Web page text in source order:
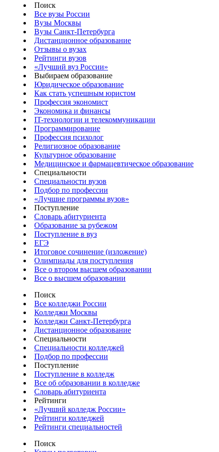
Поиск
Все вузы России
Вузы Москвы
Вузы Санкт-Петербурга
Дистанционное образование
Отзывы о вузах
Рейтинги вузов
«Лучший вуз России»
Выбираем образование
Юридическое образование
Как стать успешным юристом
Профессия экономист
Экономика и финансы
IT-технологии и телекоммуникации
Программирование
Профессия психолог
Религиозное образование
Культурное образование
Медицинское и фармацевтическое образование
Специальности
Специальности вузов
Подбор по профессии
«Лучшие программы вузов»
Поступление
Словарь абитуриента
Образование за рубежом
Поступление в вуз
ЕГЭ
Итоговое сочинение (изложение)
Олимпиады для поступления
Все о втором высшем образовании
Все о высшем образовании
Поиск
Все колледжи России
Колледжи Москвы
Колледжи Санкт-Петербурга
Дистанционное образование
Специальности
Специальности колледжей
Подбор по профессии
Поступление
Поступление в колледж
Все об образовании в колледже
Словарь абитуриента
Рейтинги
«Лучший колледж России»
Рейтинги колледжей
Рейтинги специальностей
Поиск